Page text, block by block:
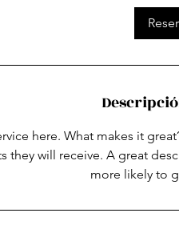
here. What makes it
they will receive. A great
more likely to